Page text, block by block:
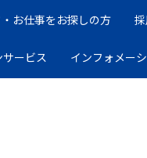
お仕事をお探しの方
ービス インフォメー